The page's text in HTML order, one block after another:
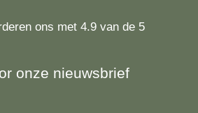
ons met 4.9 van de 5
onze nieuwsbrief